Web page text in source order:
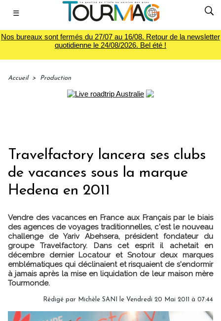
☰
Nos bureaux sont fermés du 27/07 au 16/08. Retour de la newsletter
quotidienne le 24/08/2026. Bel été !
Accueil > Production
Travelfactory lancera ses clubs
de vacances sous la marque
Hedena en 2011
Vendre des vacances en France aux Français par le biais
des agences de voyages traditionnelles, c'est le nouveau
challenge de Yariv Abehsera, président fondateur du
groupe Travelfactory. Dans cet esprit il achetait en
décembre dernier Locatour et Snotour deux marques
emblématiques qui déclinaient et risquaient de s'endormir
à jamais après la mise en liquidation de leur maison mère
Tourmonde.
Rédigé par Michèle SANI le Vendredi 20 Mai 2011 à 07:44